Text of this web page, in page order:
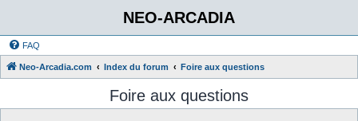
NEO-ARCADIA
FAQ
Neo-Arcadia.com Index du forum Foire aux questions
Foire aux questions